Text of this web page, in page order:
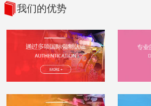
我们的优势